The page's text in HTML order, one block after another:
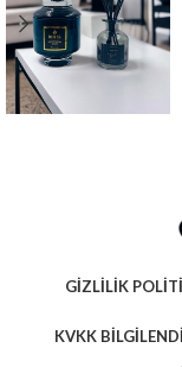
GIZLILIK
KVKK